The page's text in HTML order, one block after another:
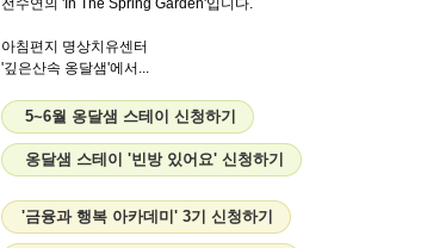
전수연의 'In The Spring Garden'입니다.
아침편지 명상치유센터
'깊은산속 옹달샘'에서...
5~6월 옹달샘 스테이 신청하기
옹달샘 스테이 '빈방 있어요' 신청하기
'금융과 행복 아카데미' 3기 신청하기